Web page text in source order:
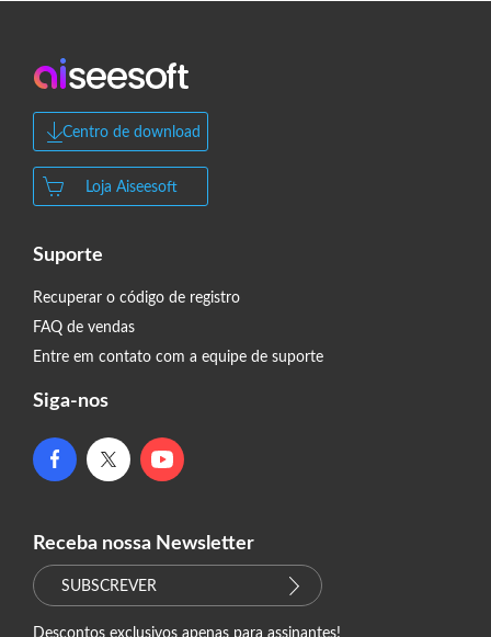
Centro de download
Loja Aiseesoft
Suporte
Recuperar o código de registro
FAQ de vendas
Entre em contato com a equipe de suporte
Siga-nos
Receba nossa Newsletter
SUBSCREVER
Descontos exclusivos apenas para assinantes!